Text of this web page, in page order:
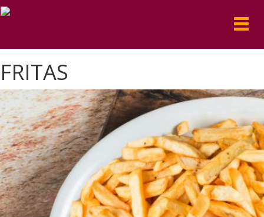
FRITAS